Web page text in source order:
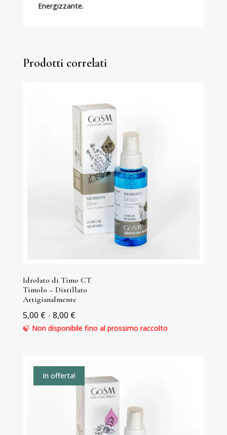
Energizzante.
Prodotti correlati
Idrolato di Timo CT
Timolo – Distillato
Artigianalmente
5,00 € - 8,00 €Fascia
di
5,00 €
a
8,00 €
🍃 Non disponibile fino al prossimo raccolto
In offerta!